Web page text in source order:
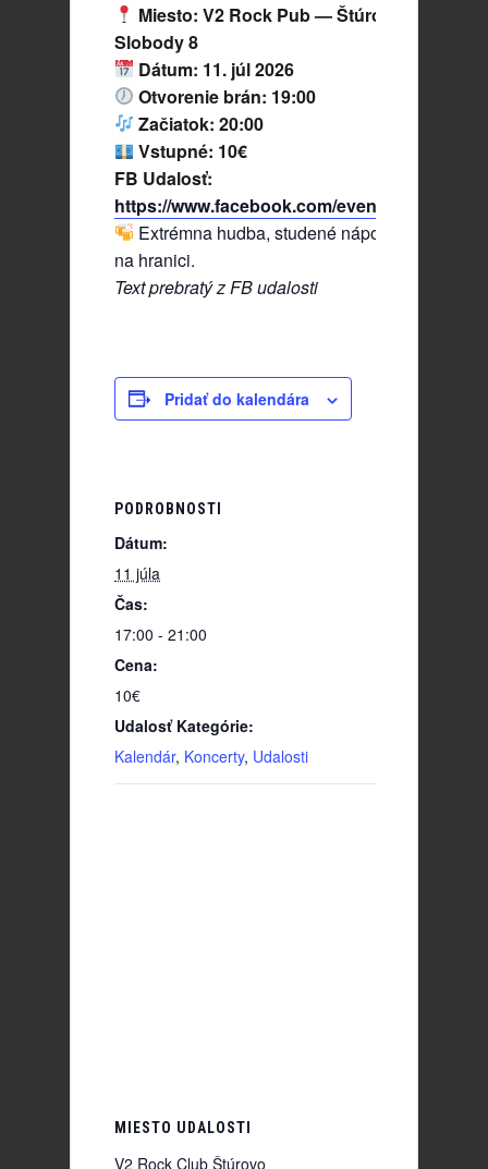
Miesto: V2 Rock Pub — Štúrovo,
Slobody 8
Dátum: 11. júl 2026
Otvorenie brán: 19:00
Začiatok: 20:00
Vstupné: 10€
FB Udalosť:
https://www.facebook.com/events/
Extrémna hudba, studené nápoje, metalová
na hranici.
Text prebratý z FB udalosti
Pridať do kalendára
PODROBNOSTI
Dátum:
11 júla
Čas:
17:00 - 21:00
Cena:
10€
Udalosť Kategórie:
Kalendár, Koncerty, Udalosti
MIESTO UDALOSTI
V2 Rock Club Štúrovo